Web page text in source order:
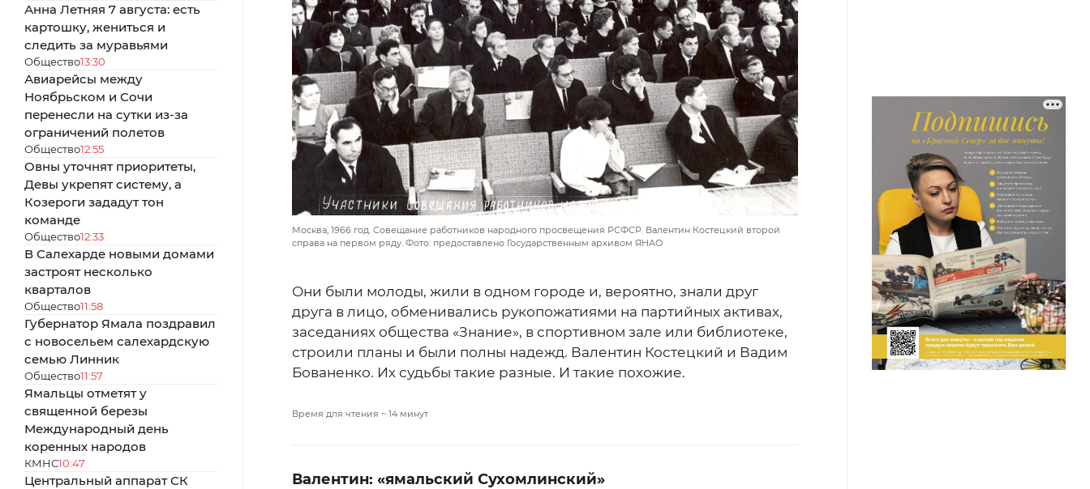
Анна Летняя 7 августа: есть
картошку, жениться и
следить за муравьями
Общество13:30
Авиарейсы между
Ноябрьском и Сочи
перенесли на сутки из-за
ограничений полетов
Общество12:55
Овны уточнят приоритеты,
Девы укрепят систему, а
Козероги зададут тон
команде
Общество12:33
В Салехарде новыми домами
застроят несколько
кварталов
Общество11:58
Губернатор Ямала поздравил
с новосельем салехардскую
семью Линник
Общество11:57
Ямальцы отметят у
священной березы
Международный день
коренных народов
КМНС10:47
Центральный аппарат СК
Москва, 1966 год. Совещание работников народного просвещения РСФСР. Валентин Костецкий второй
справа на первом ряду. Фото: предоставлено Государственным архивом ЯНАО
Они были молоды, жили в одном городе и, вероятно, знали друг
друга в лицо, обменивались рукопожатиями на партийных активах,
заседаниях общества «Знание», в спортивном зале или библиотеке,
строили планы и были полны надежд. Валентин Костецкий и Вадим
Бованенко. Их судьбы такие разные. И такие похожие.
Время для чтения ~ 14 минут
Валентин: «ямальский Сухомлинский»